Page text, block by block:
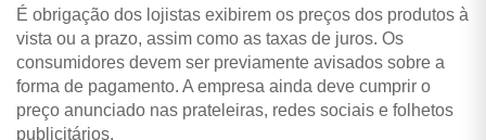
É obrigação dos lojistas exibirem os preços dos produtos à
vista ou a prazo, assim como as taxas de juros. Os
consumidores devem ser previamente avisados sobre a
forma de pagamento. A empresa ainda deve cumprir o
preço anunciado nas prateleiras, redes sociais e folhetos
publicitários.